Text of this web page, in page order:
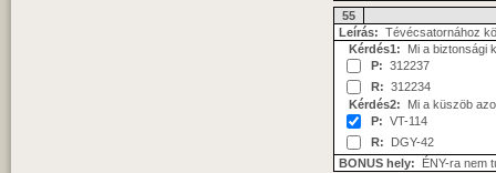
55
Leírás: Tévécsatornához
Kérdés1: Mi a biztonsági
P: 312237
R: 312234
Kérdés2: Mi a küszöb
P: VT-114
R: DGY-42
BONUS hely: ÉNY-ra nem